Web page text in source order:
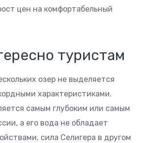
цен на комфортабельный
туристам
озер не выделяется
характеристиками.
самым глубоким или самым
а его вода не обладает
сила Селигера в другом